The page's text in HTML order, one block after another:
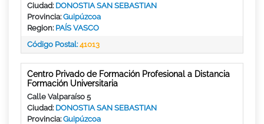
Ciudad: DONOSTIA SAN SEBASTIAN
Provincia:Guipúzcoa
Region: PAÍS VASCO
Código Postal:41013
Centro Privado de Formación Profesional a Distancia
Formación Universitaria
Calle Valparaíso 5
Ciudad: DONOSTIA SAN SEBASTIAN
Provincia:Guipúzcoa